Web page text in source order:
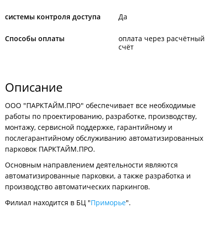
системы контроля доступа Да
Способы оплаты
оплата через расчётный
счёт
Описание
ООО "ПАРКТАЙМ.ПРО" обеспечивает все необходимые
работы по проектированию, разработке, производству,
монтажу, сервисной поддержке, гарантийному и
послегарантийному обслуживанию автоматизированных
парковок ПАРКТАЙМ.ПРО.
Основным направлением деятельности являются
автоматизированные парковки, а также разработка и
производство автоматических паркингов.
Филиал находится в БЦ "Приморье".